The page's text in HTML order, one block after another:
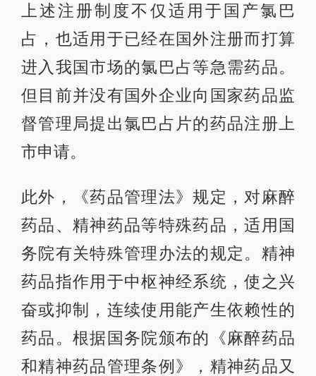
上述注册制度不仅适用于国产氯巴
占，也适用于已经在国外注册而打算
进入我国市场的氯巴占等急需药品。
但目前并没有国外企业向国家药品监
督管理局提出氯巴占片的药品注册上
市申请。
此外，《药品管理法》规定，对麻醉
药品、精神药品等特殊药品，适用国
务院有关特殊管理办法的规定。精神
药品指作用于中枢神经系统，使之兴
奋或抑制，连续使用能产生依赖性的
药品。根据国务院颁布的《麻醉药品
和精神药品管理条例》，精神药品又